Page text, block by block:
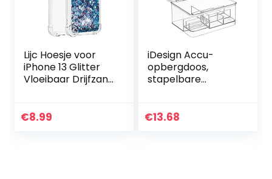
Lijc Hoesje voor
iPhone 13 Glitter
Vloeibaar Drijfzand
TPU Bumper
€8.99
iDesign Accu-
opbergdoos,
stapelbare
verschillende
€13.68